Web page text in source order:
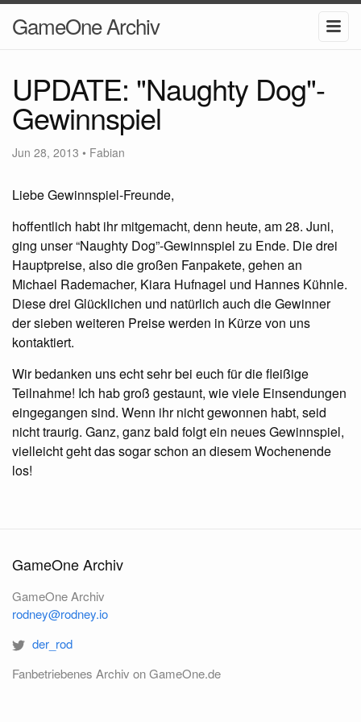
GameOne Archiv
UPDATE: "Naughty Dog"-
Gewinnspiel
Jun 28, 2013 • Fabian
Liebe Gewinnspiel-Freunde,
hoffentlich habt ihr mitgemacht, denn heute, am 28. Juni,
ging unser “Naughty Dog”-Gewinnspiel zu Ende. Die drei
Hauptpreise, also die großen Fanpakete, gehen an
Michael Rademacher, Kiara Hufnagel und Hannes Kühnle.
Diese drei Glücklichen und natürlich auch die Gewinner
der sieben weiteren Preise werden in Kürze von uns
kontaktiert.
Wir bedanken uns echt sehr bei euch für die fleißige
Teilnahme! Ich hab groß gestaunt, wie viele Einsendungen
eingegangen sind. Wenn ihr nicht gewonnen habt, seid
nicht traurig. Ganz, ganz bald folgt ein neues Gewinnspiel,
vielleicht geht das sogar schon an diesem Wochenende
los!
GameOne Archiv
GameOne Archiv
rodney@rodney.io
der_rod
Fanbetriebenes Archiv on GameOne.de